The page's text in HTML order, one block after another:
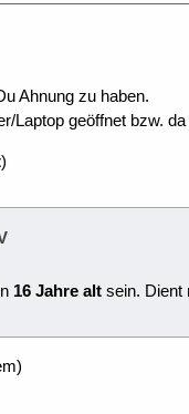
Ahnung zu haben.
Laptop geöffnet bzw.
)
16 Jahre alt sein. Dient